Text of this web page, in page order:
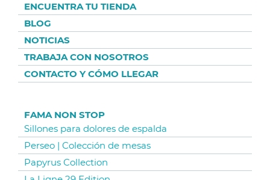
ENCUENTRA TU TIENDA
BLOG
NOTICIAS
TRABAJA CON NOSOTROS
CONTACTO Y CÓMO LLEGAR
FAMA NON STOP
Sillones para dolores de espalda
Perseo | Colección de mesas
Papyrus Collection